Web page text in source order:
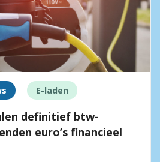
E-laden
definitief btw-
euro’s financieel